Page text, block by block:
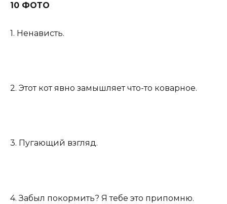
10 ФОТО
1. Ненависть.
2. Этот кот явно замышляет что-то коварное.
3. Пугающий взгляд.
4. Забыл покормить? Я тебе это припомню.